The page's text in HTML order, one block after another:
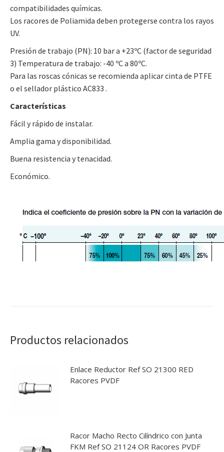
compatibilidades químicas.
Los racores de Poliamida deben protegerse contra los rayos
UV.
Presión de trabajo (PN): 10 bar a +23ºC (factor de seguridad
3) Temperatura de trabajo: -40 ºC a 80ºC.
Para las roscas cónicas se recomienda aplicar cinta de PTFE
o el sellador plástico AC833 .
Características
Fácil y rápido de instalar.
Amplia gama y disponibilidad.
Buena resistencia y tenacidad.
Económico.
Productos relacionados
Enlace Reductor Ref SO 21300 RED
Racores PVDF
Racor Macho Recto Cilíndrico con Junta
FKM Ref SO 21124 OR Racores PVDF